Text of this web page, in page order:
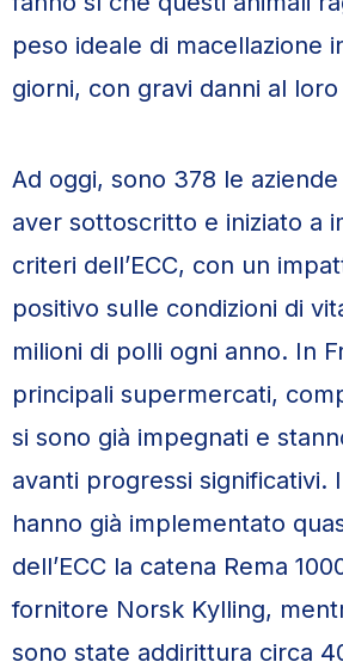
peso ideale di macellazione
giorni, con gravi danni al
Ad oggi, sono 378 le
aver sottoscritto e iniziato a
criteri dell’ECC, con un
positivo sulle condizioni di
milioni di polli ogni anno. In
principali supermercati,
si sono già impegnati e
avanti progressi significativi.
hanno già implementato
dell’ECC la catena Rema
fornitore Norsk Kylling,
sono state addirittura circa